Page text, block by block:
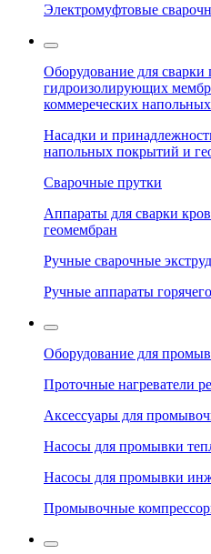
Электромуфтовые
Оборудование для сварки
гидроизолирующих
коммереческих
Насадки и
напольных покрытий и
Сварочные прутки
Аппараты для сварки
геомембран
Ручные сварочные
Ручные аппараты
Оборудование для
Проточные нагреватели
Аксессуары для
Насосы для промывки
Насосы для промывки
Промывочные